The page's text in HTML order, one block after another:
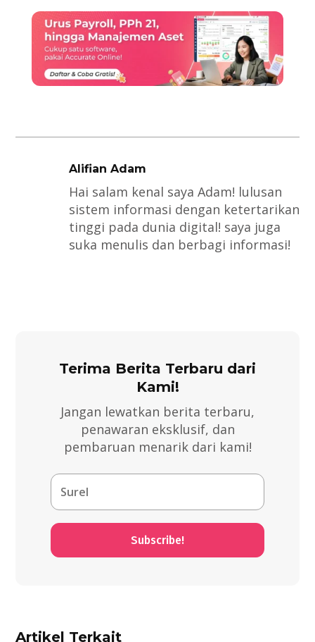
Alifian Adam
Hai salam kenal saya Adam! lulusan
sistem informasi dengan ketertarikan
tinggi pada dunia digital! saya juga
suka menulis dan berbagi informasi!
Terima Berita Terbaru dari
Kami!
Jangan lewatkan berita terbaru,
penawaran eksklusif, dan
pembaruan menarik dari kami!
Subscribe!
Artikel Terkait